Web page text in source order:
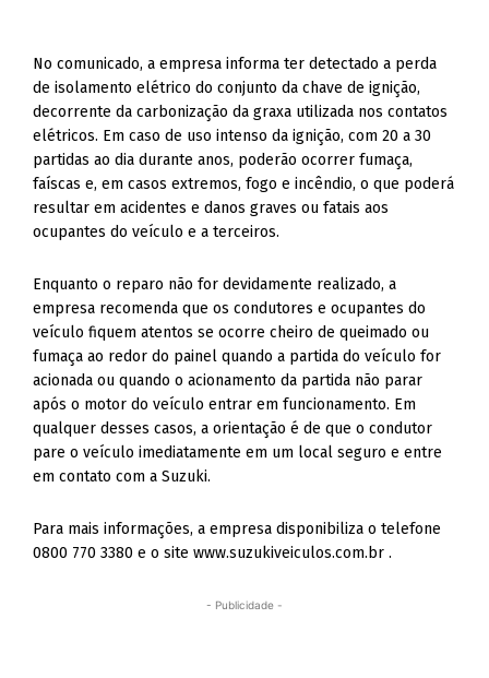
No comunicado, a empresa informa ter detectado a perda
de isolamento elétrico do conjunto da chave de ignição,
decorrente da carbonização da graxa utilizada nos contatos
elétricos. Em caso de uso intenso da ignição, com 20 a 30
partidas ao dia durante anos, poderão ocorrer fumaça,
faíscas e, em casos extremos, fogo e incêndio, o que poderá
resultar em acidentes e danos graves ou fatais aos
ocupantes do veículo e a terceiros.
Enquanto o reparo não for devidamente realizado, a
empresa recomenda que os condutores e ocupantes do
veículo fiquem atentos se ocorre cheiro de queimado ou
fumaça ao redor do painel quando a partida do veículo for
acionada ou quando o acionamento da partida não parar
após o motor do veículo entrar em funcionamento. Em
qualquer desses casos, a orientação é de que o condutor
pare o veículo imediatamente em um local seguro e entre
em contato com a Suzuki.
Para mais informações, a empresa disponibiliza o telefone
0800 770 3380 e o site www.suzukiveiculos.com.br .
- Publicidade -